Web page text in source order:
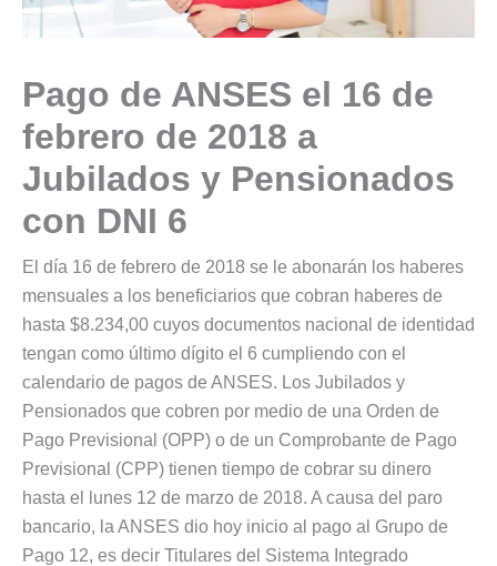
Pago de ANSES el 16 de
febrero de 2018 a
Jubilados y Pensionados
con DNI 6
El día 16 de febrero de 2018 se le abonarán los haberes
mensuales a los beneficiarios que cobran haberes de
hasta $8.234,00 cuyos documentos nacional de identidad
tengan como último dígito el 6 cumpliendo con el
calendario de pagos de ANSES. Los Jubilados y
Pensionados que cobren por medio de una Orden de
Pago Previsional (OPP) o de un Comprobante de Pago
Previsional (CPP) tienen tiempo de cobrar su dinero
hasta el lunes 12 de marzo de 2018. A causa del paro
bancario, la ANSES dio hoy inicio al pago al Grupo de
Pago 12, es decir Titulares del Sistema Integrado